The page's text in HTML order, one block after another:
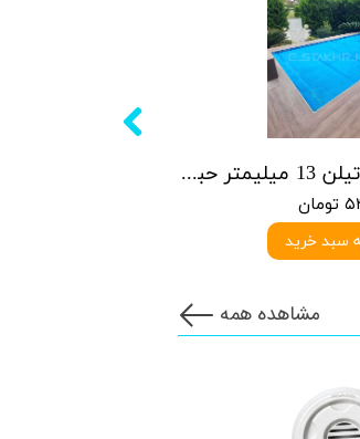
روکش استخر پلی اتیلن 13 میلیمتر حبابدار
سبد خرید
مشاهده همه